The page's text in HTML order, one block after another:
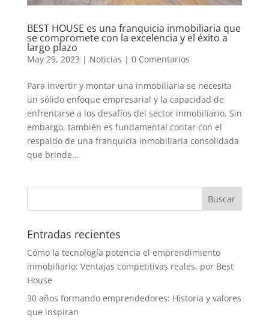
BEST HOUSE es una franquicia inmobiliaria que
se compromete con la excelencia y el éxito a
largo plazo
May 29, 2023 | Noticias | 0 Comentarios
Para invertir y montar una inmobiliaria se necesita
un sólido enfoque empresarial y la capacidad de
enfrentarse a los desafíos del sector inmobiliario. Sin
embargo, también es fundamental contar con el
respaldo de una franquicia inmobiliaria consolidada
que brinde...
Entradas recientes
Cómo la tecnología potencia el emprendimiento
inmobiliario: Ventajas competitivas reales, por Best
House
30 años formando emprendedores: Historia y valores
que inspiran